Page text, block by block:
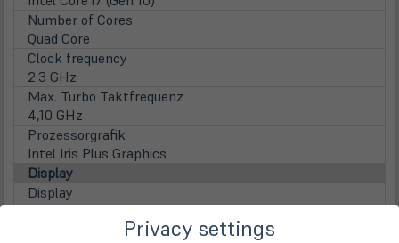
Number of Cores
Quad Core
Clock frequency
2.3 GHz
Max. Turbo Taktfrequenz
4,10 GHz
Prozessorgrafik
Intel Iris Plus Graphics
Display
Display
33,8cm13,3" Retina TFT Display
Screen ResolutionPrivacy settings